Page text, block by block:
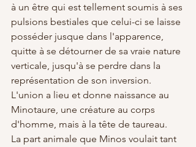
à un être qui est tellement soumis à ses
pulsions bestiales que celui-ci se laisse
posséder jusque dans l'apparence,
quitte à se détourner de sa vraie nature
verticale, jusqu'à se perdre dans la
représentation de son inversion.
L'union a lieu et donne naissance au
Minotaure, une créature au corps
d'homme, mais à la tête de taureau.
La part animale que Minos voulait tant